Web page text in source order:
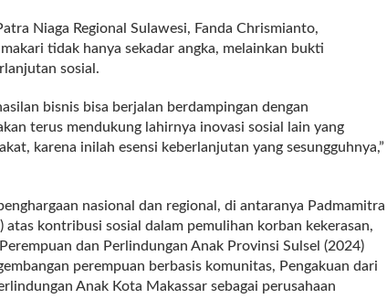
Niaga Regional Sulawesi, Fanda Chrismianto,
tidak hanya sekadar angka, melainkan bukti
sosial.
bisnis bisa berjalan berdampingan dengan
terus mendukung lahirnya inovasi sosial lain yang
karena inilah esensi keberlanjutan yang sesungguhnya,”
nasional dan regional, di antaranya Padmamitra
kontribusi sosial dalam pemulihan korban kekerasan,
dan Perlindungan Anak Provinsi Sulsel (2024)
perempuan berbasis komunitas, Pengakuan dari
Anak Kota Makassar sebagai perusahaan